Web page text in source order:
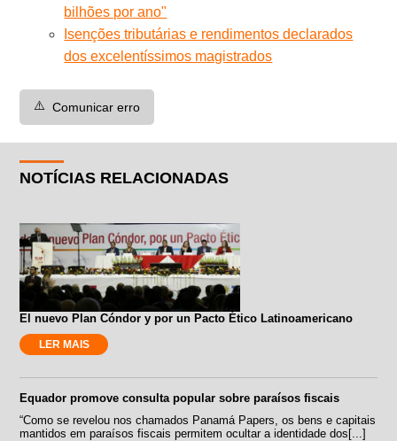
bilhões por ano"
Isenções tributárias e rendimentos declarados
dos excelentíssimos magistrados
⚠️ Comunicar erro
NOTÍCIAS RELACIONADAS
El nuevo Plan Cóndor y por un Pacto Ético Latinoamericano
LER MAIS
Equador promove consulta popular sobre paraísos fiscais
“Como se revelou nos chamados Panamá Papers, os bens e capitais
mantidos em paraísos fiscais permitem ocultar a identidade dos[...]